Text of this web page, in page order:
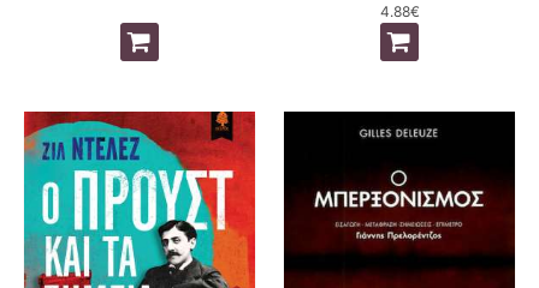
4.88€